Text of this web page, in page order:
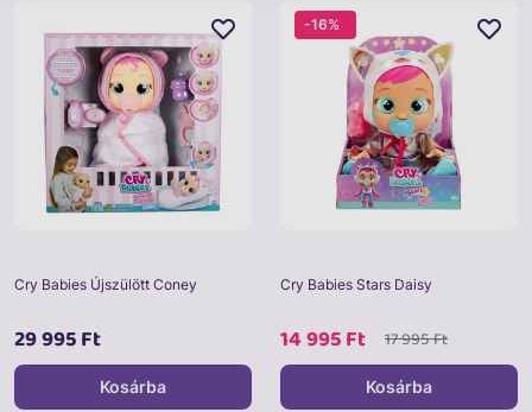
Cry Babies Újszülött Coney
29 995 Ft
Kosárba
Cry Babies Stars Daisy
14 995 Ft 17 995 Ft
-16%
Kosárba